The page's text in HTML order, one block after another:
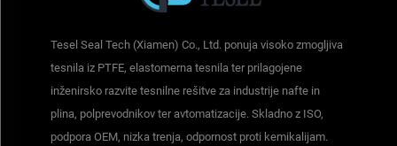
Tesel Seal Tech (Xiamen) Co., Ltd. ponuja visoko zmogljiva
tesnila iz PTFE, elastomerna tesnila ter prilagojene
inženirsko razvite tesnilne rešitve za industrije nafte in
plina, polprevodnikov ter avtomatizacije. Skladno z ISO,
podpora OEM, nizka trenja, odpornost proti kemikalijam.